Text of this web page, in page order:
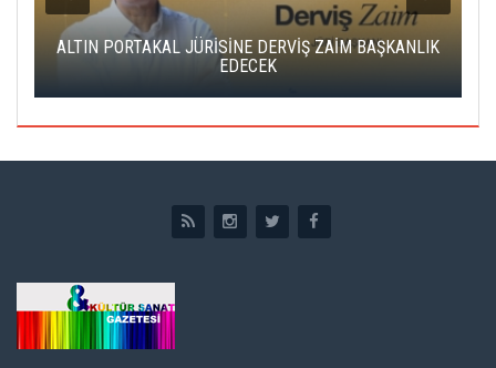
ALTIN PORTAKAL JÜRİSİNE DERVİŞ ZAİM BAŞKANLIK
EDECEK